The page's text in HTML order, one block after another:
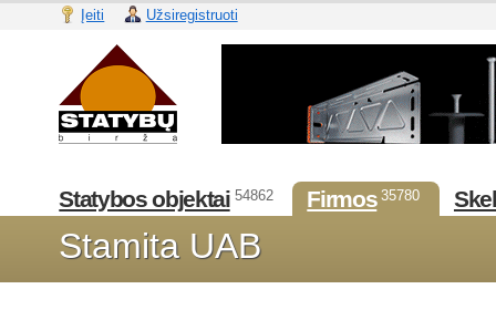
Įeiti Užsiregistruoti
Statybos objektai 54862 Firmos 35780
Stamita UAB